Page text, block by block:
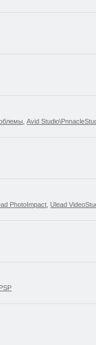
,Avid
PhotoImpact Ulead